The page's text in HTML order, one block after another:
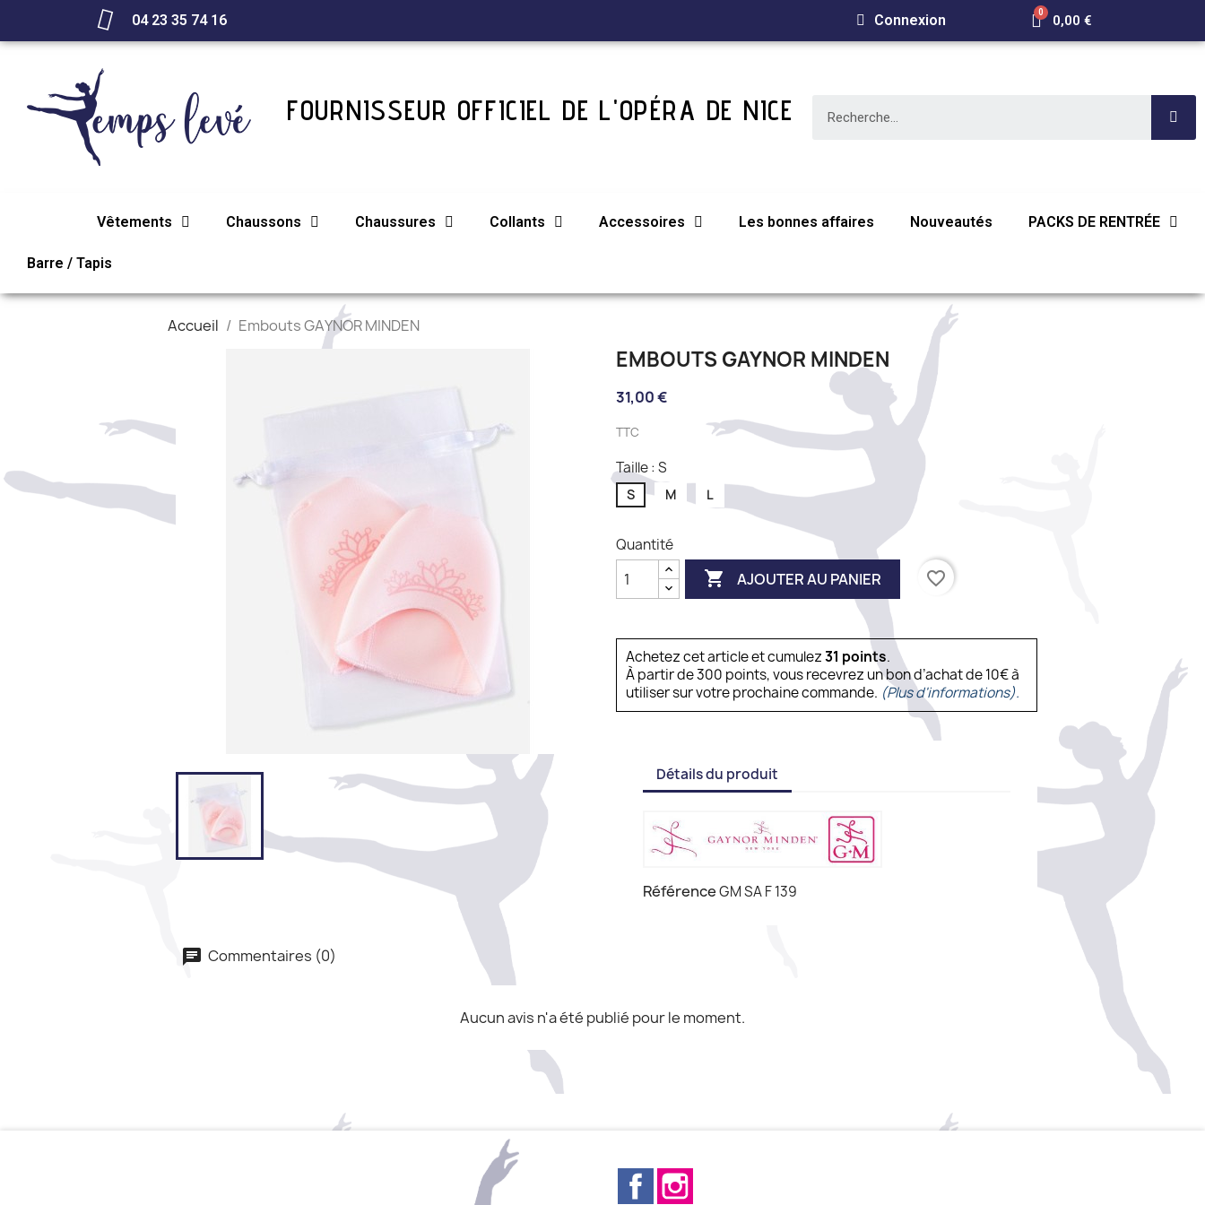
04 23 35 74 16 Connexion 0,00 €
FOURNISSEUR OFFICIEL DE L'OPÉRA DE NICE
Vêtements Chaussons Chaussures Collants Accessoires Les bonnes affaires Nouveautés PACKS DE RENTRÉE
Barre / Tapis
Accueil Embouts GAYNOR MINDEN
EMBOUTS GAYNOR MINDEN
31,00 €
TTC
Taille : S
S M L
Quantité
 AJOUTER AU PANIER favorite_border
Achetez cet article et cumulez31 points.
À partir de 300 points, vous recevrez un bon d’achat de 10€ à
utiliser sur votre prochaine commande. (Plus d'informations).
Détails du produit
RéférenceGM SA F 139
Commentaires (0)
Aucun avis n'a été publié pour le moment.
Facebook